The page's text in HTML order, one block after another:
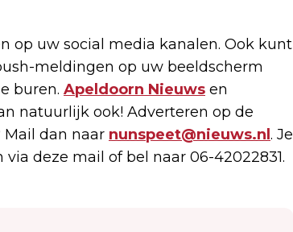
op uw social media kanalen. Ook kunt
meldingen op uw beeldscherm
buren. Apeldoorn Nieuws en
natuurlijk ook! Adverteren op de
Mail dan naar nunspeet@nieuws.nl. Je
deze mail of bel naar 06-42022831.